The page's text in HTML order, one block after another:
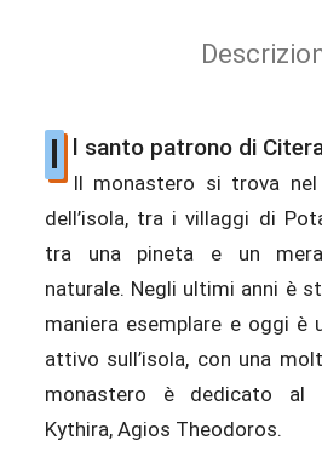
I l santo patrono di
Il monastero si trova
dell’isola, tra i villaggi di
tra una pineta e un
naturale. Negli ultimi anni è
maniera esemplare e oggi è
attivo sull’isola, con una
monastero è dedicato al
Kythira, Agios Theodoros.